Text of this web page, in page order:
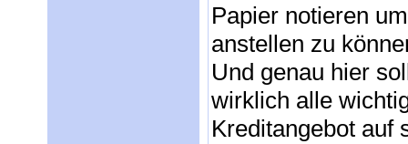
Papier notieren
anstellen zu
Und genau hier
wirklich alle
Kreditangebot auf